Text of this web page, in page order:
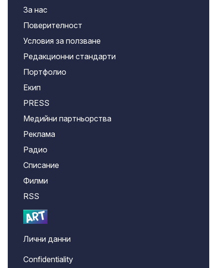
За нас
Поверителност
Условия за ползване
Редакционни стандарти
Портфолио
Екип
PRESS
Медийни партньорства
Реклама
Радио
Списание
Филми
RSS
Лични данни
Confidentiality